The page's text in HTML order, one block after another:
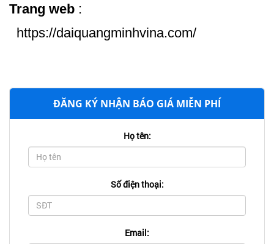
Trang web :
https://daiquangminhvina.com/
ĐĂNG KÝ NHẬN BÁO GIÁ MIỄN PHÍ
Họ tên:
Số điện thoại:
Email: